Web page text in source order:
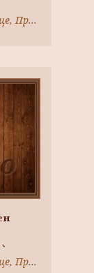
Москва, Преображенское кладбище, Преображенский вал ул., д. 17а
Москва, Преображенское кладбище, Преображенский вал ул., д. 17а